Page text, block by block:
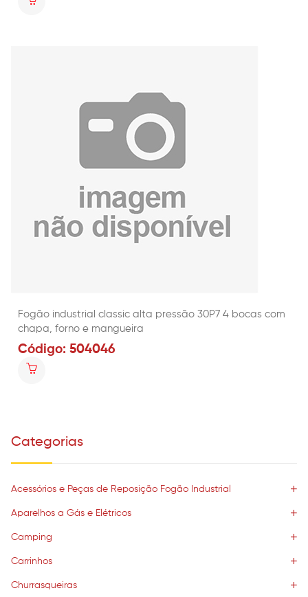
Fogão industrial classic alta pressão 30P7 4 bocas com
chapa, forno e mangueira
Código: 504046
Categorias
Acessórios e Peças de Reposição Fogão Industrial
Aparelhos a Gás e Elétricos
Camping
Carrinhos
Churrasqueiras